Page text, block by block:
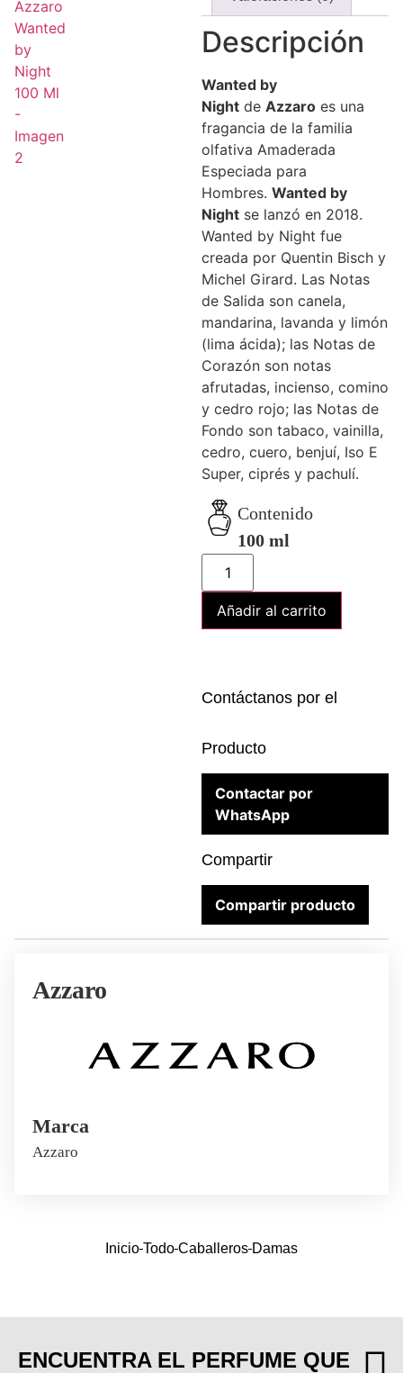
Descripción
Wanted by
Night de Azzaro es una
fragancia de la familia
olfativa Amaderada
Especiada para
Hombres. Wanted by
Night se lanzó en 2018.
Wanted by Night fue
creada por Quentin Bisch y
Michel Girard. Las Notas
de Salida son canela,
mandarina, lavanda y limón
(lima ácida); las Notas de
Corazón son notas
afrutadas, incienso, comino
y cedro rojo; las Notas de
Fondo son tabaco, vainilla,
cedro, cuero, benjuí, Iso E
Super, ciprés y pachulí.
Contenido
100 ml
Añadir al carrito
Contáctanos por el
Producto
Contactar por
WhatsApp
Compartir
Compartir producto
Azzaro
Marca
Azzaro
Inicio Todo Caballeros Damas
ENCUENTRA EL PERFUME QUE